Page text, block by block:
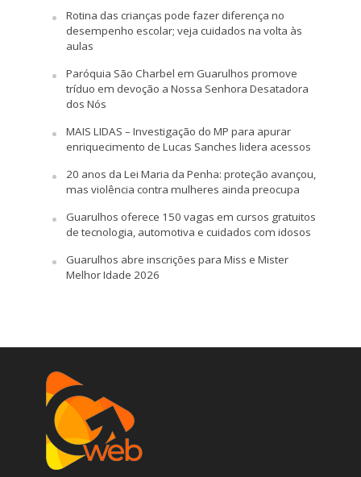
Rotina das crianças pode fazer diferença no
desempenho escolar; veja cuidados na volta às
aulas
Paróquia São Charbel em Guarulhos promove
tríduo em devoção a Nossa Senhora Desatadora
dos Nós
MAIS LIDAS – Investigação do MP para apurar
enriquecimento de Lucas Sanches lidera acessos
20 anos da Lei Maria da Penha: proteção avançou,
mas violência contra mulheres ainda preocupa
Guarulhos oferece 150 vagas em cursos gratuitos
de tecnologia, automotiva e cuidados com idosos
Guarulhos abre inscrições para Miss e Mister
Melhor Idade 2026